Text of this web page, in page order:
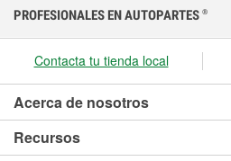
PROFESIONALES EN AUTOPARTES ®
Contacta tu tienda local
Acerca de nosotros
Recursos